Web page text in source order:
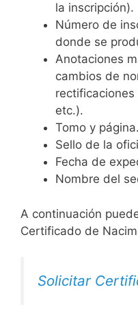
la inscripción).
Número de
donde se
Anotaciones
cambios de
etc.).
Tomo y página.
Sello de la
Fecha de
Nombre del
A continuación
Certificado de
Solicitar